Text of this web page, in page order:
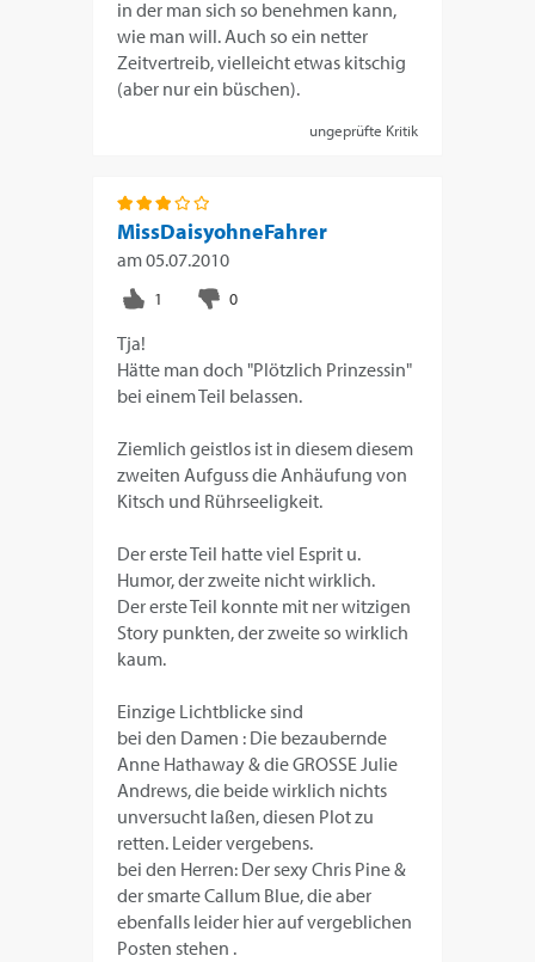
in der man sich so benehmen kann,
wie man will. Auch so ein netter
Zeitvertreib, vielleicht etwas kitschig
(aber nur ein büschen).
ungeprüfte Kritik
MissDaisyohneFahrer
am05.07.2010
Tja!
Hätte man doch "Plötzlich Prinzessin"
bei einem Teil belassen.
Ziemlich geistlos ist in diesem diesem
zweiten Aufguss die Anhäufung von
Kitsch und Rührseeligkeit.
Der erste Teil hatte viel Esprit u.
Humor, der zweite nicht wirklich.
Der erste Teil konnte mit ner witzigen
Story punkten, der zweite so wirklich
kaum.
Einzige Lichtblicke sind
bei den Damen : Die bezaubernde
Anne Hathaway & die GROSSE Julie
Andrews, die beide wirklich nichts
unversucht laßen, diesen Plot zu
retten. Leider vergebens.
bei den Herren: Der sexy Chris Pine &
der smarte Callum Blue, die aber
ebenfalls leider hier auf vergeblichen
Posten stehen .